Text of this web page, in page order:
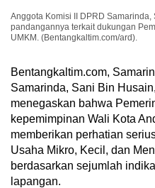
Anggota Komisi II DPRD
pandangannya terkait dukungan
UMKM. (Bentangkaltim.com/ard).
Bentangkaltim.com,
Samarinda, Sani Bin
menegaskan bahwa
kepemimpinan Wali Kota
memberikan perhatian
Usaha Mikro, Kecil, dan
berdasarkan sejumlah
lapangan.